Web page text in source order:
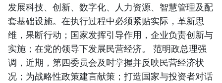
发展科技、创新、数字化、人力资源、智慧管理及配
套基础设施。在执行过程中必须紧贴实际，革新思
维，果断行动；国家发挥引导作用，企业负责创新与
实施；在党的领导下发展民营经济。 范明政总理强
调，近期，第四委员会及时掌握并反映民营经济状
况；为战略性政策建言献策；打造国家与投资者对话